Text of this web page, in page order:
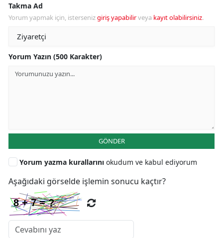
Takma Ad
Yorum yapmak için, istersenizgiriş yapabilirveya kayıt olabilirsiniz.
Yorum Yazın (500 Karakter)
GÖNDER
Yorum yazma kurallarını okudum ve kabul ediyorum
Aşağıdaki görselde işlemin sonucu kaçtır?